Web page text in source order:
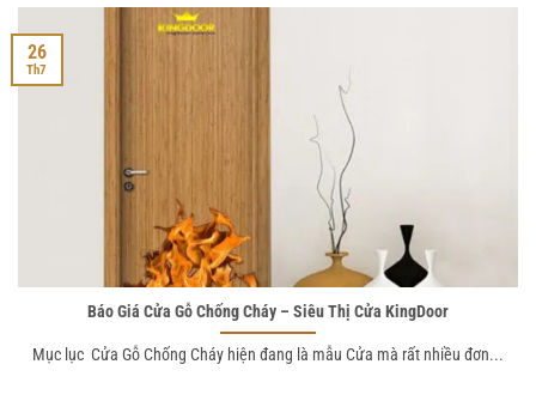
Báo Giá Cửa Gỗ Chống Cháy – Siêu Thị Cửa KingDoor
Mục lục Cửa Gỗ Chống Cháy hiện đang là mẫu Cửa mà rất nhiều đơn...
26
Th7